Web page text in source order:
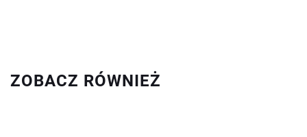
ZOBACZ RÓWNIEŻ